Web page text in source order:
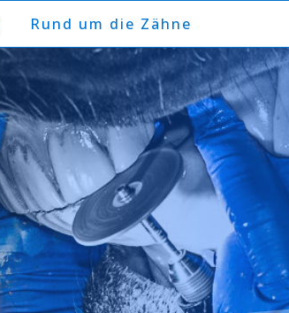
Rund um die Zähne